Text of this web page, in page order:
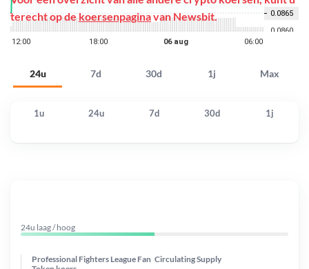
24u 7d 30d 1j Max
terecht op dekoersenpaginavan Newsbit.
1u 24u 7d 30d 1j
24u laag / hoog
Professional Fighters League Fan Circulating Supply